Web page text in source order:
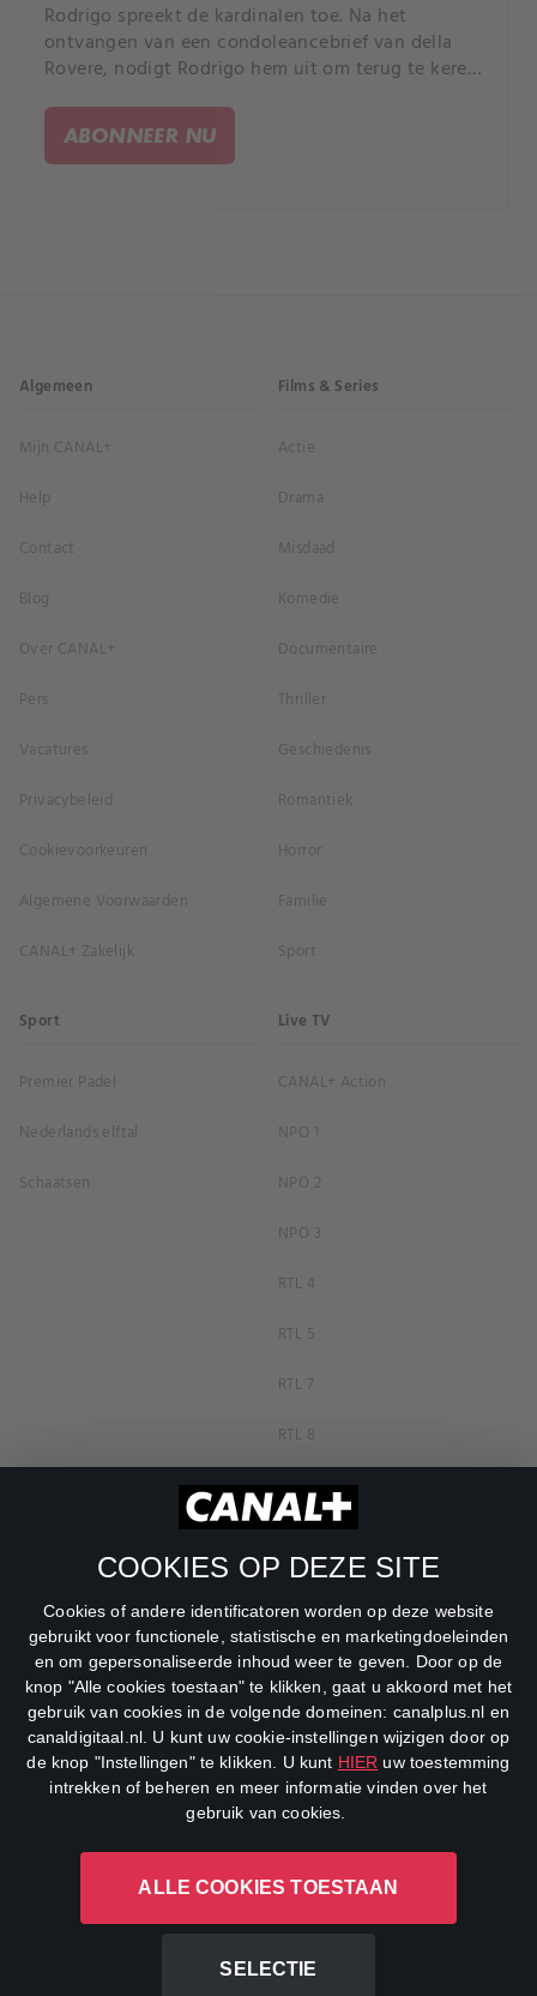
COOKIES OP DEZE SITE
Cookies of andere identificatoren worden op deze website
gebruikt voor functionele, statistische en marketingdoeleinden
en om gepersonaliseerde inhoud weer te geven. Door op de
knop "Alle cookies toestaan" te klikken, gaat u akkoord met het
gebruik van cookies in de volgende domeinen: canalplus.nl en
canaldigitaal.nl. U kunt uw cookie-instellingen wijzigen door op
de knop "Instellingen" te klikken. U kunt HIER uw toestemming
intrekken of beheren en meer informatie vinden over het
gebruik van cookies.
ALLE COOKIES TOESTAAN
SELECTIE
Rodrigo spreekt de kardinalen toe. Na het
ontvangen van een condoleancebrief van della
Rovere, nodigt Rodrigo hem uit om terug te keren
ABONNEER NU
Algemeen
Mijn CANAL+
Help
Contact
Blog
Over CANAL+
Pers
Vacatures
Privacybeleid
Cookievoorkeuren
Algemene Voorwaarden
CANAL+ Zakelijk
Films & Series
Actie
Drama
Misdaad
Komedie
Documentaire
Thriller
Geschiedenis
Romantiek
Horror
Familie
Sport
Sport
Premier Padel
Nederlands elftal
Schaatsen
Live TV
CANAL+ Action
NPO 1
NPO 2
NPO 3
RTL 4
RTL 5
RTL 7
RTL 8
RTL Z
SBS6
Veronica
DreamWorks Channel
CANAL+ Luxembourg S. à r.l., Rue Albert Borschette 4, L-1246